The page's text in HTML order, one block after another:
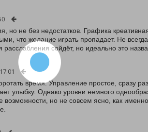
но не без недостатков. Графика
что желание играть пропадает. Не
сойдёт, но идеально это
время. Управление простое, сразу
улыбку. Однако уровни немного
возможности, но не совсем ясно, как